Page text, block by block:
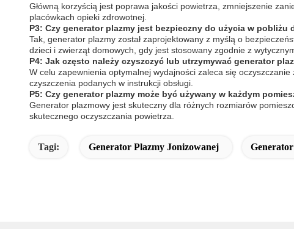
Główną korzyścią jest poprawa jakości powietrza, zmniejszenie
placówkach opieki zdrowotnej.
P3: Czy generator plazmy jest bezpieczny do użycia w pobliżu
Tak, generator plazmy został zaprojektowany z myślą o
dzieci i zwierząt domowych, gdy jest stosowany zgodnie z
P4: Jak często należy czyszczyć lub utrzymywać generator
W celu zapewnienia optymalnej wydajności zaleca się
czyszczenia podanych w instrukcji obsługi.
P5: Czy generator plazmy może być używany w każdym
Generator plazmowy jest skuteczny dla różnych rozmiarów
skutecznego oczyszczania powietrza.
Tagi: Generator Plazmy Jonizowanej